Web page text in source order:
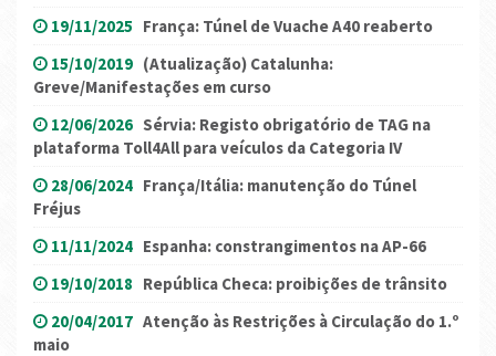
19/11/2025 França: Túnel de Vuache A40 reaberto
15/10/2019 (Atualização) Catalunha:
Greve/Manifestações em curso
12/06/2026 Sérvia: Registo obrigatório de TAG na
plataforma Toll4All para veículos da Categoria IV
28/06/2024 França/Itália: manutenção do Túnel
Fréjus
11/11/2024 Espanha: constrangimentos na AP-66
19/10/2018 República Checa: proibições de trânsito
20/04/2017 Atenção às Restrições à Circulação do 1.º
maio